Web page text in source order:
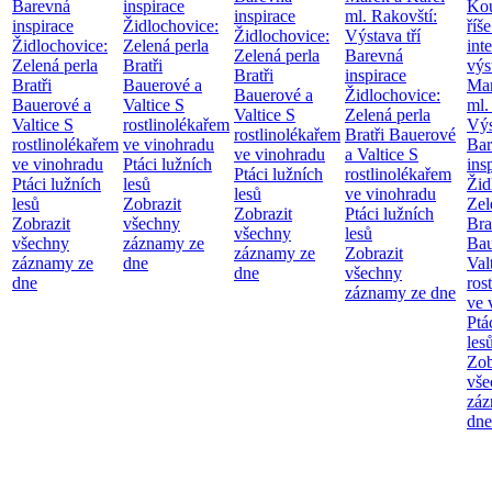
Barevná
inspirace
Židlochovice:
Zelená perla
Bratři
Bauerové a
Valtice S
rostlinolékařem
ve vinohradu
Ptáci lužních
lesů
Zobrazit
všechny
záznamy ze
dne
inspirace
Židlochovice:
Zelená perla
Bratři
Bauerové a
Valtice S
rostlinolékařem
ve vinohradu
Ptáci lužních
lesů
Zobrazit
všechny
záznamy ze
dne
inspirace
Židlochovice:
Zelená perla
Bratři
Bauerové a
Valtice S
rostlinolékařem
ve vinohradu
Ptáci lužních
lesů
Zobrazit
všechny
záznamy ze
dne
ml. Rakovští:
Výstava tří
Barevná
inspirace
Židlochovice:
Zelená perla
Bratři Bauerové
a Valtice S
rostlinolékařem
ve vinohradu
Ptáci lužních
lesů
Zobrazit
všechny
záznamy ze dne
ml.
ve
dne